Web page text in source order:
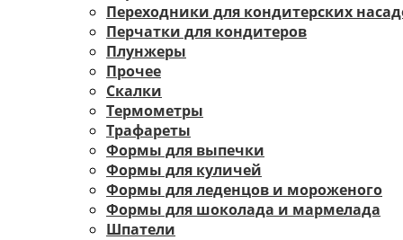
Переходники для кондитерских
Перчатки для кондитеров
Плунжеры
Прочее
Скалки
Термометры
Трафареты
Формы для выпечки
Формы для куличей
Формы для леденцов и мороженого
Формы для шоколада и мармелада
Шпатели